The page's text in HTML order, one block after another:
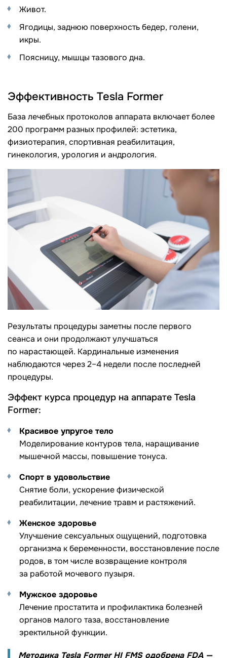
Живот.
Ягодицы, заднюю поверхность бедер, голени,
икры.
Поясницу, мышцы тазового дна.
Эффективность Tesla Former
База лечебных протоколов аппарата включает более
200 программ разных профилей: эстетика,
физиотерапия, спортивная реабилитация,
гинекология, урология и андрология.
Результаты процедуры заметны после первого
сеанса и они продолжают улучшаться
по нарастающей. Кардинальные изменения
наблюдаются через 2–4 недели после последней
процедуры.
Эффект курса процедур на аппарате Tesla
Former:
Красивое упругое тело
Моделирование контуров тела, наращивание
мышечной массы, повышение тонуса.
Спорт в удовольствие
Снятие боли, ускорение физической
реабилитации, лечение травм и растяжений.
Женское здоровье
Улучшение сексуальных ощущений, подготовка
организма к беременности, восстановление после
родов, в том числе возвращение контроля
за работой мочевого пузыря.
Мужское здоровье
Лечение простатита и профилактика болезней
органов малого таза, восстановление
эректильной функции.
Методика Tesla Former HI FMS одобрена FDA —